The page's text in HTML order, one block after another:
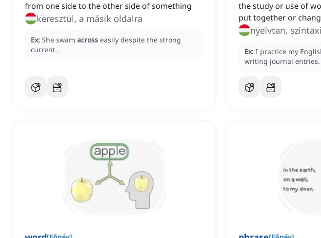
from one side to the other side of something
keresztül, a másik oldalra
Ex: She swam across easily despite the strong
current.
the study or use of
put together or
nyelvtan,
Ex: I practice my
writing journal entries.